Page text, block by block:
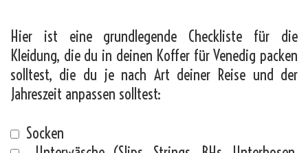
Hier ist eine grundlegende Checkliste für die
Kleidung, die du in deinen Koffer für Venedig packen
solltest, die du je nach Art deiner Reise und der
Jahreszeit anpassen solltest:
Socken